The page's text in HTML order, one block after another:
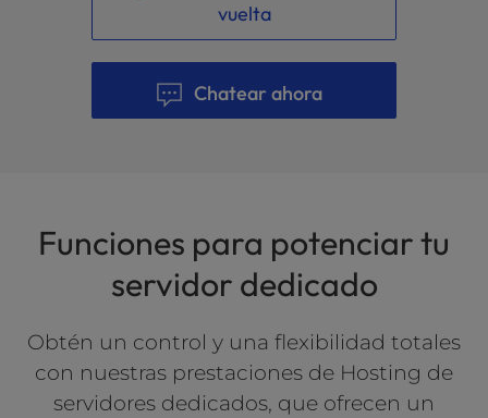
vuelta
Chatear ahora
Funciones para potenciar tu
servidor dedicado
Obtén un control y una flexibilidad totales
con nuestras prestaciones de Hosting de
servidores dedicados, que ofrecen un